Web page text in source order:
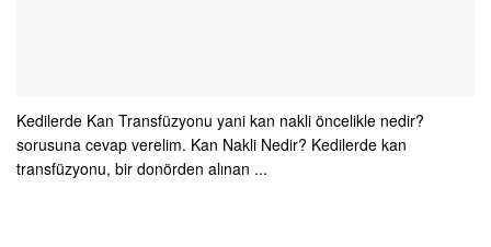
Kedilerde Kan Transfüzyonu yani kan nakli öncelikle nedir?
sorusuna cevap verelim. Kan Nakli Nedir? Kedilerde kan
transfüzyonu, bir donörden alınan ...